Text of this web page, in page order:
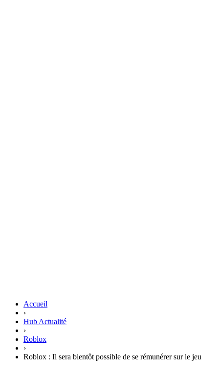
Accueil
›
Hub Actualité
›
Roblox
›
Roblox : Il sera bientôt possible de se rémunérer sur le jeu